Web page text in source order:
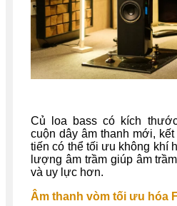
Củ loa bass có kích
cuộn dây âm thanh mới,
tiến có thể tối ưu không khí
lượng âm trầm giúp âm
và uy lực hơn.
Âm thanh vòm tối ưu hóa